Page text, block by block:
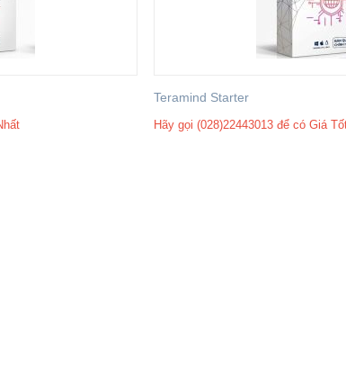
Teramind Starter
Hãy gọi (028)22443013 để có Giá